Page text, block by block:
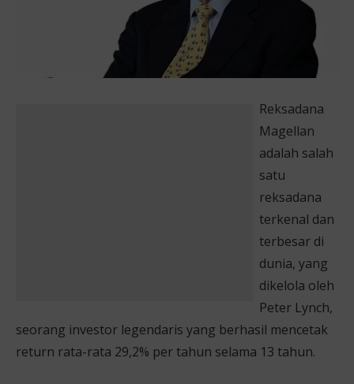
Reksadana
Magellan
adalah salah
satu
reksadana
terkenal dan
terbesar di
dunia, yang
dikelola oleh
Peter Lynch,
seorang investor legendaris yang berhasil mencetak
return rata-rata 29,2% per tahun selama 13 tahun.